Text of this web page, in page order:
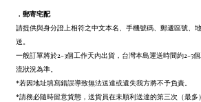
． 郵寄宅配
請提供與身分證上相符之中文本名、手機號碼、郵遞區號、
送。
一般訂單將於2-3個工作天內出貨，台灣本島運送時間約2-5
流狀況為準。
*若因地址填寫錯誤導致無法送達或遺失我方將不予負責。
*請務必隨時留意貨態，送貨員在未順利送達的第三次（最